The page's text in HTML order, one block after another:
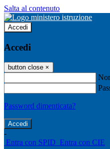
Salta al contenuto
Accedi
Accedi
button close ×
Password dimenticata?
-
Entra con SPID Entra con CIE